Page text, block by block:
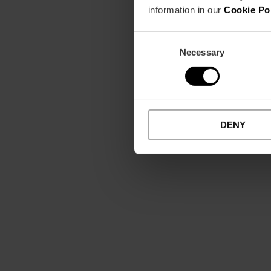
information in our Cookie
Necessary
DENY